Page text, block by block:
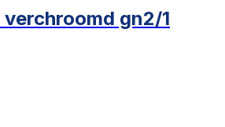
gn2/1